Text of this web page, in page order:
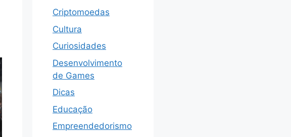
Criptomoedas
Cultura
Curiosidades
Desenvolvimento
de Games
Dicas
Educação
Empreendedorismo